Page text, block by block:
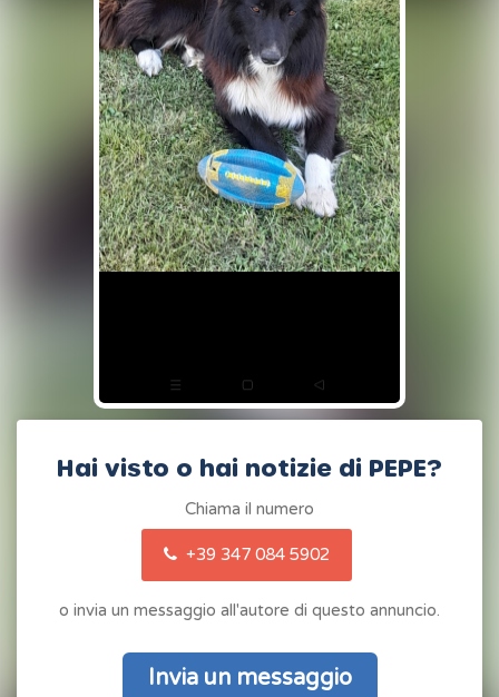
Hai visto o hai notizie di PEPE?
Chiama il numero
+39 347 084 5902
o invia un messaggio all'autore di questo annuncio.
Invia un messaggio